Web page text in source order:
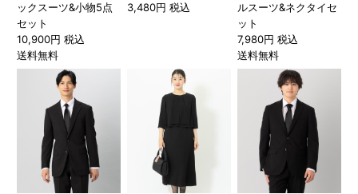
ックスーツ&小物5点
セット
10,900円 税込
送料無料
3,480円 税込
ルスーツ&ネクタイセ
ット
7,980円 税込
送料無料